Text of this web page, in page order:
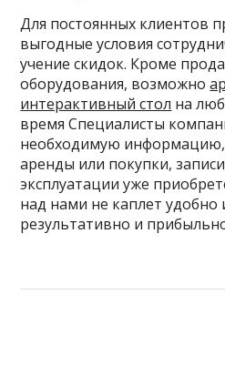
Для постоянных клиентов
выгодные условия
учение скидок. Кроме
оборудования, возможно
интерактивный стол на
время Специалисты
необходимую
аренды или покупки,
эксплуатации уже
над нами не каплет удобно
результативно и